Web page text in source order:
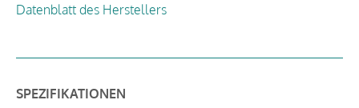
Datenblatt des Herstellers
SPEZIFIKATIONEN